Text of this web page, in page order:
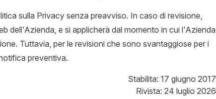
sulla Privacy senza preavviso. In caso di revisione,
dell'Azienda, e si applicherà dal momento in cui l'Azienda
Tuttavia, per le revisioni che sono svantaggiose per i
preventiva.
Stabilita: 17 giugno 2017
Rivista: 24 luglio 2026